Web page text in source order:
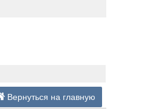
Вернуться на главную